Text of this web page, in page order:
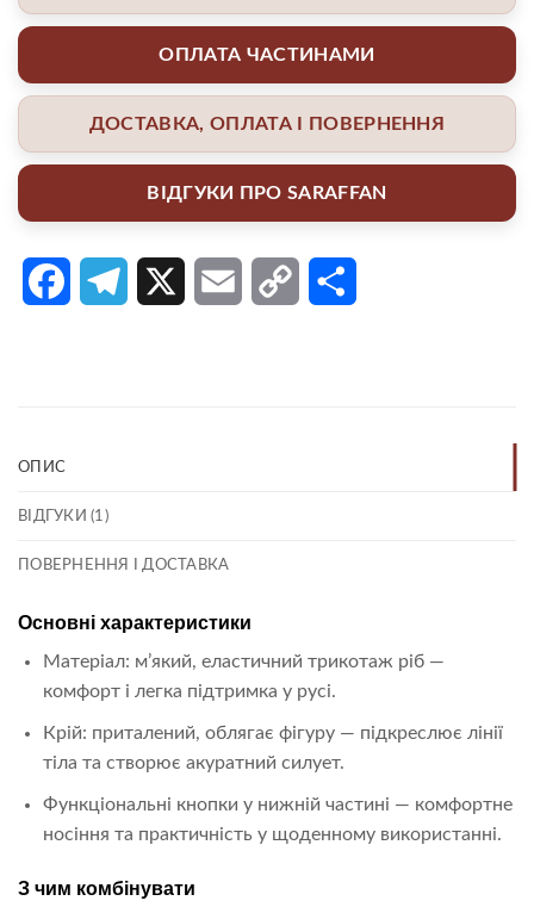
ОПЛАТА ЧАСТИНАМИ
ДОСТАВКА, ОПЛАТА І ПОВЕРНЕННЯ
ВІДГУКИ ПРО SARAFFAN
FacebookTelegram Email Copy
ОПИС
ВІДГУКИ (1)
ПОВЕРНЕННЯ І ДОСТАВКА
Основні характеристики
Матеріал: м’який, еластичний трикотаж ріб —
комфорт і легка підтримка у русі.
Крій: приталений, облягає фігуру — підкреслює лінії
тіла та створює акуратний силует.
Функціональні кнопки у нижній частині — комфортне
носіння та практичність у щоденному використанні.
З чим комбінувати